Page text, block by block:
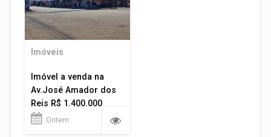
Imóveis
Imóvel a venda na
Av.José Amador dos
Reis R$ 1.400.000
Ontem